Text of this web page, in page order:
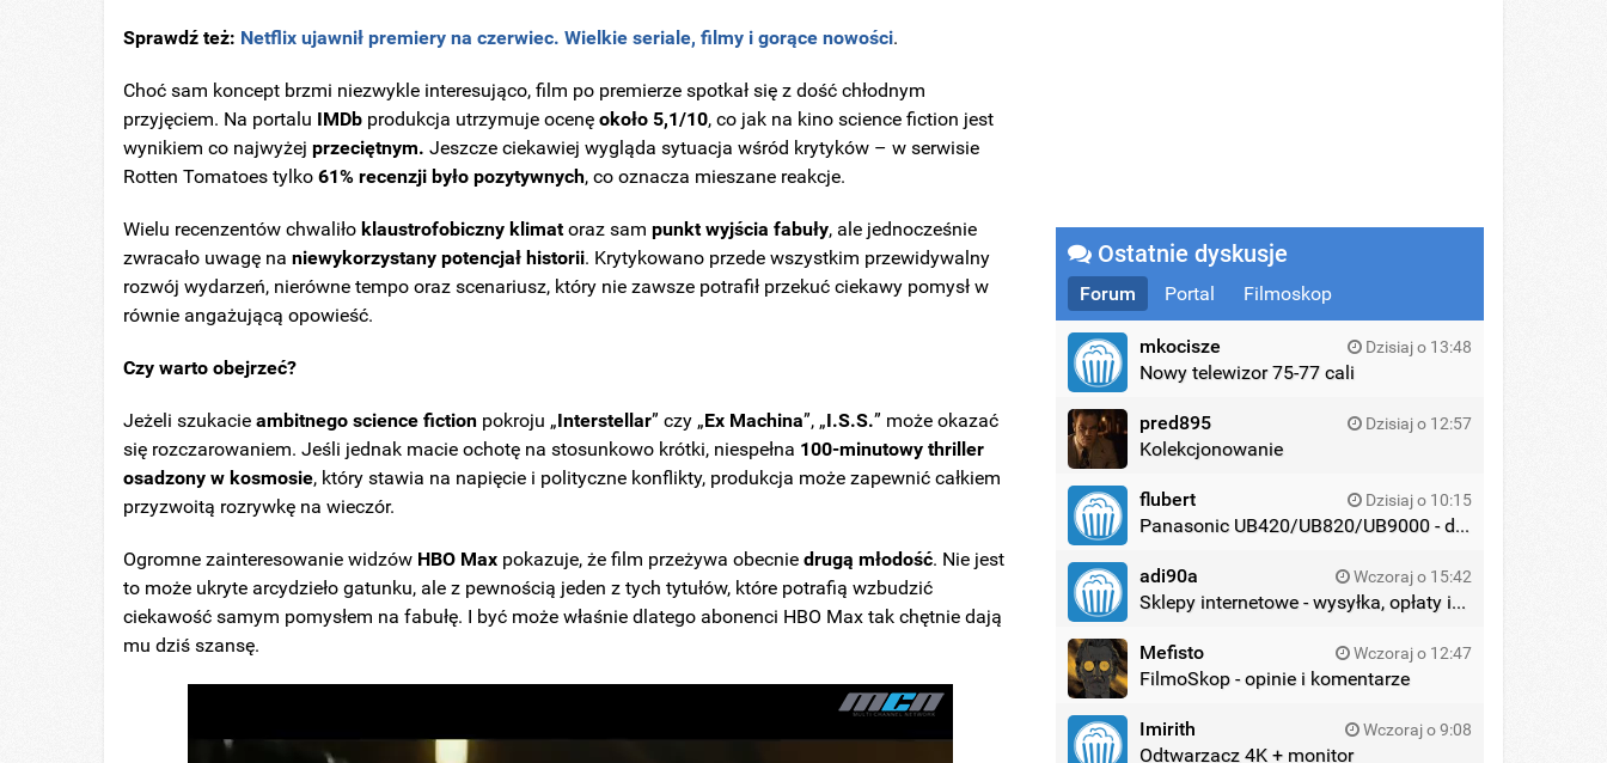
Sprawdź też: Netflix ujawnił premiery na czerwiec. Wielkie seriale, filmy i gorące nowości.
Choć sam koncept brzmi niezwykle interesująco, film po premierze spotkał się z dość chłodnym
przyjęciem. Na portalu IMDb produkcja utrzymuje ocenęokoło 5,1/10, co jak na kino science fiction jest
wynikiem co najwyżejprzeciętnym. Jeszcze ciekawiej wygląda sytuacja wśród krytyków – w serwisie
Rotten Tomatoes tylko61% recenzji było pozytywnych, co oznacza mieszane reakcje.
Wielu recenzentów chwaliłoklaustrofobiczny klimatoraz sampunkt wyjścia fabuły, ale jednocześnie
zwracało uwagę naniewykorzystany potencjał historii. Krytykowano przede wszystkim przewidywalny
rozwój wydarzeń, nierówne tempo oraz scenariusz, który nie zawsze potrafił przekuć ciekawy pomysł w
równie angażującą opowieść.
Czy warto obejrzeć?
Jeżeli szukacieambitnego science fiction pokroju „Interstellar” czy „Ex Machina”, „I.S.S.” może okazać
się rozczarowaniem. Jeśli jednak macie ochotę na stosunkowo krótki, niespełna 100-minutowy thriller
osadzony w kosmosie, który stawia na napięcie i polityczne konflikty, produkcja może zapewnić całkiem
przyzwoitą rozrywkę na wieczór.
Ogromne zainteresowanie widzów HBO Max pokazuje, że film przeżywa obecniedrugą młodość. Nie jest
to może ukryte arcydzieło gatunku, ale z pewnością jeden z tych tytułów, które potrafią wzbudzić
ciekawość samym pomysłem na fabułę. I być może właśnie dlatego abonenci HBO Max tak chętnie dają
mu dziś szansę.
Ostatnie dyskusje
Forum Portal Filmoskop
mkocisze Dzisiaj o 13:48
Nowy telewizor 75-77 cali
pred895 Dzisiaj o 12:57
Kolekcjonowanie
flubert Dzisiaj o 10:15
Panasonic UB420/UB820/UB9000 - dyskusja
adi90a Wczoraj o 15:42
Sklepy internetowe - wysyłka, opłaty itd.
Mefisto Wczoraj o 12:47
FilmoSkop - opinie i komentarze
Imirith Wczoraj o 9:08
Odtwarzacz 4K + monitor